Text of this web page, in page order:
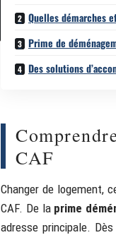
Quelles démarches
Prime de
Des solutions
CAF
Changer de logement,
CAF. De la prime
adresse principale.